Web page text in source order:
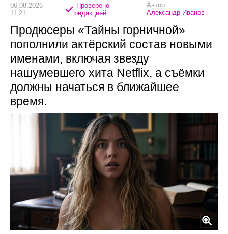
06.08.2026
11:21
Проверено
редакцией
Автор:
Александр Иванов
Продюсеры «Тайны горничной»
пополнили актёрский состав новыми
именами, включая звезду
нашумевшего хита Netflix, а съёмки
должны начаться в ближайшее
время.